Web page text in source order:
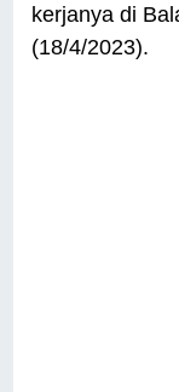
kerjanya di
(18/4/2023).